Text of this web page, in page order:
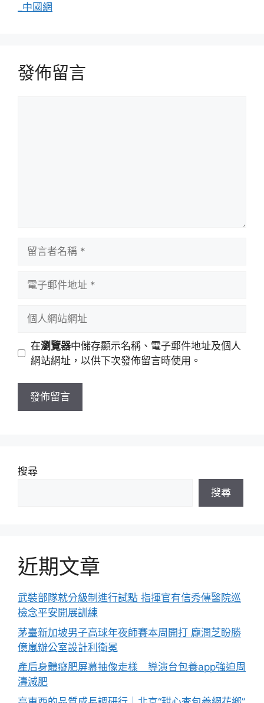
_中國網
發佈留言
址
站
址
在瀏覽器中儲存顯示名稱、電子郵件地址及個人
網站網址，以供下次發佈留言時使用。
搜尋
搜尋
近期文章
武裝部隊就分級制進行試點 指揮官有信秀傳醫院巡
檢念平安開展訓練
茅臺新加坡男子高球年夜師賽本周開打 龐潤芝盼勝
億嵐辦公室設計利衛冕
產后身體癡肥屏幕抽像走樣 導演台包養app強迫周
濤減肥